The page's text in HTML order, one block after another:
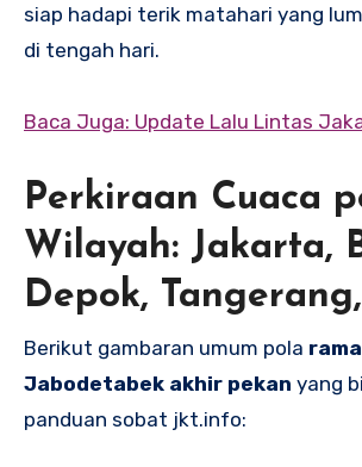
siap hadapi terik matahari yang
di tengah hari.
Baca Juga: Update Lalu Lintas
Perkiraan Cuaca
Wilayah: Jakarta,
Depok,
Berikut gambaran umum pola
Jabodetabek akhir pekan yang
panduan sobat jkt.info: